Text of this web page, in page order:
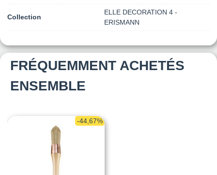
Collection
ELLE DECORATION 4 -
ERISMANN
FRÉQUEMMENT ACHETÉS
ENSEMBLE
-44,67%